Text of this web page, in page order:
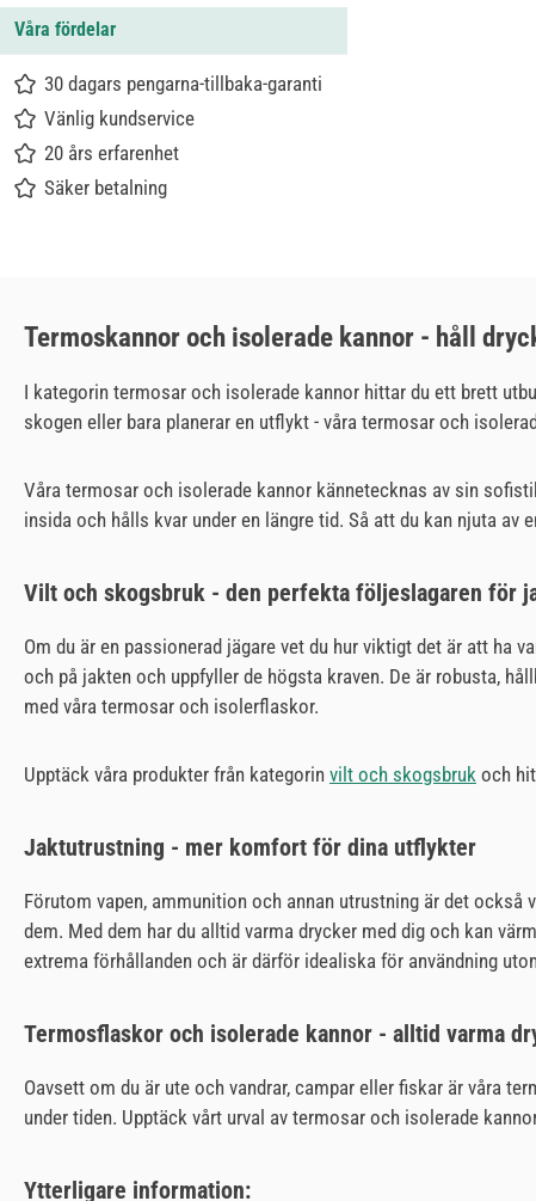
Våra fördelar
30 dagars pengarna-tillbaka-garanti
Vänlig kundservice
20 års erfarenhet
Säker betalning
Termoskannor och isolerade kannor - håll
I kategorin termosar och isolerade kannor hittar du ett brett
skogen eller bara planerar en utflykt - våra termosar och
Våra termosar och isolerade kannor kännetecknas av sin
insida och hålls kvar under en längre tid. Så att du kan njuta av
Vilt och skogsbruk - den perfekta följeslagaren för
Om du är en passionerad jägare vet du hur viktigt det är att ha
och på jakten och uppfyller de högsta kraven. De är robusta,
med våra termosar och isolerflaskor.
Upptäck våra produkter från kategorin vilt och skogsbruk och
Jaktutrustning - mer komfort för dina utflykter
Förutom vapen, ammunition och annan utrustning är det
dem. Med dem har du alltid varma drycker med dig och kan
extrema förhållanden och är därför idealiska för användning
Termosflaskor och isolerade kannor - alltid varma
Oavsett om du är ute och vandrar, campar eller fiskar är våra
under tiden. Upptäck vårt urval av termosar och isolerade
Ytterligare information: